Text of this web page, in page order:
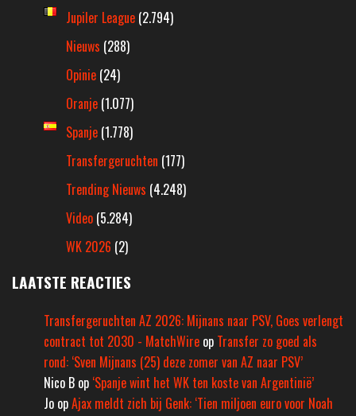
Jupiler League (2.794)
Nieuws (288)
Opinie (24)
Oranje (1.077)
Spanje (1.778)
Transfergeruchten (177)
Trending Nieuws (4.248)
Video (5.284)
WK 2026 (2)
LAATSTE REACTIES
Transfergeruchten AZ 2026: Mijnans naar PSV, Goes verlengt
contract tot 2030 - MatchWire op Transfer zo goed als
rond: ‘Sven Mijnans (25) deze zomer van AZ naar PSV’
Nico B op ‘Spanje wint het WK ten koste van Argentinië’
Jo opAjax meldt zich bij Genk: ‘Tien miljoen euro voor Noah